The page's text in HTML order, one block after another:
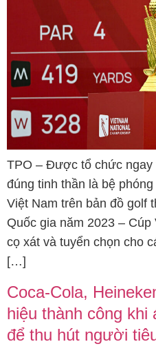
TPO – Được tổ chức ngay
đúng tinh thần là bệ
Việt Nam trên bản đồ golf
Quốc gia năm 2023 –
cọ xát và tuyển chọn cho
[…]
Coca-Cola,
hiệu thành công khi
để thu hút người